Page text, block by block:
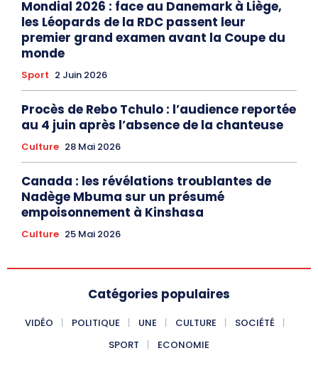
Mondial 2026 : face au Danemark à Liège,
les Léopards de la RDC passent leur
premier grand examen avant la Coupe du
monde
Sport 2 Juin 2026
Procès de Rebo Tchulo : l’audience reportée
au 4 juin après l’absence de la chanteuse
Culture 28 Mai 2026
Canada : les révélations troublantes de
Nadège Mbuma sur un présumé
empoisonnement à Kinshasa
Culture 25 Mai 2026
Catégories populaires
VIDÉO POLITIQUE UNE CULTURE
SOCIÉTÉ
SPORT
ECONOMIE